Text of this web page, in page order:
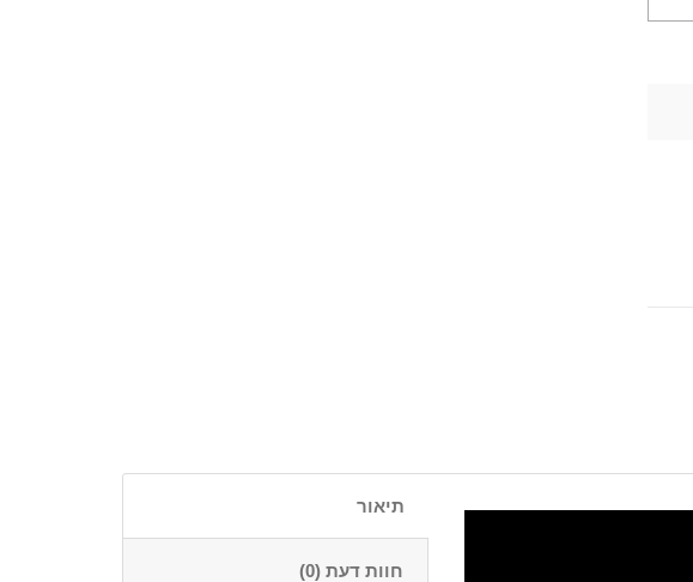
תיאור
חוות דעת (0)